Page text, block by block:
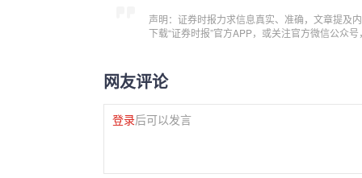
声明：证券时报力求信息真实、准确，文章提及
下载“证券时报”官方APP，或关注官方微信公众
网友评论
登录后可以发言